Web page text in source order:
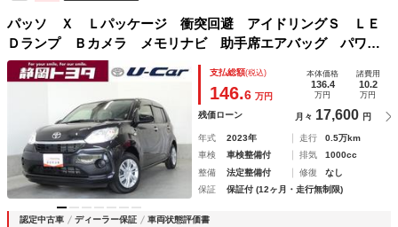
パッソ Ｘ Ｌパッケージ 衝突回避 アイドリングＳ ＬＥ
Ｄランプ Ｂカメラ メモリナビ 助手席エアバッグ パワー
ウインドウ 横滑り防止装置 ナビ＆ＴＶ スマートキ－ エ
アコン 盗難防止システム キーレス ベンチシート ＡＢＳ
支払総額(税込)
146.6 万円
本体価格
136.4
万円
諸費用
10.2
万円
残価ローン 月々 17,600 円
年式 2023年 走行
0.5万km
車検
車検整備付 排気
1000cc
整備
法定整備付 修復
なし
保証
保証付 (12ヶ月・走行無制限)
認定中古車 ディーラー保証 車両状態評価書